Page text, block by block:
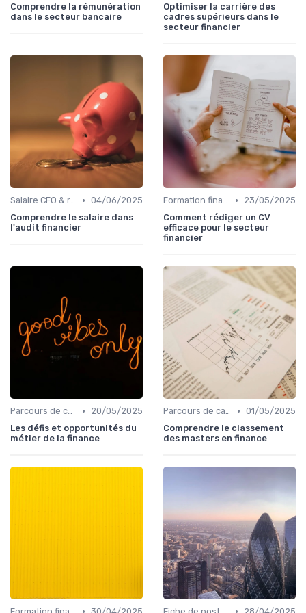
Comprendre la rémunération
dans le secteur bancaire
Optimiser la carrière des
cadres supérieurs dans le
secteur financier
Salaire CFO & rémunération variable • 04/06/2025
Comprendre le salaire dans
l'audit financier
Formation finance & upskilling •
23/05/2025
Comment rédiger un CV
efficace pour le secteur
financier
Parcours de carrière en finance •
20/05/2025
Les défis et opportunités du
métier de la finance
Parcours de carrière en finance • 01/05/2025
Comprendre le classement
des masters en finance